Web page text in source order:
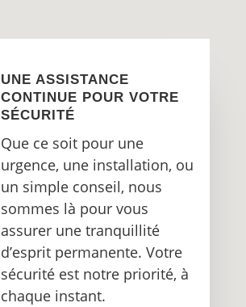
UNE ASSISTANCE
CONTINUE POUR VOTRE
SÉCURITÉ
Que ce soit pour une
urgence, une installation, ou
un simple conseil, nous
sommes là pour vous
assurer une tranquillité
d’esprit permanente. Votre
sécurité est notre priorité, à
chaque instant.